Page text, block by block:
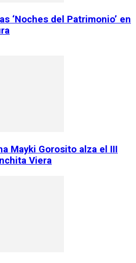
‘Noches del Patrimonio’ en
Mayki Gorosito alza el III
Viera